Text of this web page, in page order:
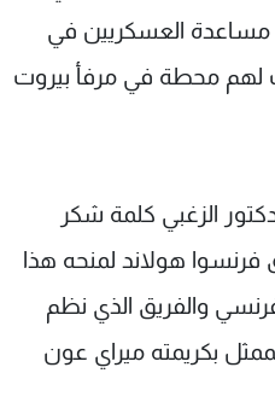
مساعدة العسكريين في
لهم محطة في مرفأ بيروت
الزغبي كلمة شكر
فرنسوا هولاند لمنحه هذا
والفريق الذي نظم
بكريمته ميراي عون